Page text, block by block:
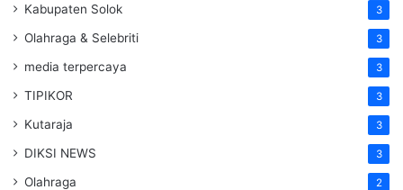
Kabupaten Solok 3
Olahraga & Selebriti 3
media terpercaya 3
TIPIKOR 3
Kutaraja 3
DIKSI NEWS 3
Olahraga 2